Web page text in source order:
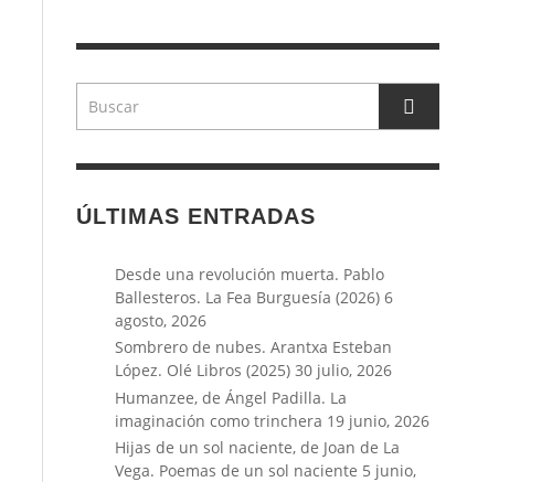
ÚLTIMAS ENTRADAS
Desde una revolución muerta. Pablo
Ballesteros. La Fea Burguesía (2026) 6
agosto, 2026
Sombrero de nubes. Arantxa Esteban
López. Olé Libros (2025) 30 julio, 2026
Humanzee, de Ángel Padilla. La
imaginación como trinchera 19 junio, 2026
Hijas de un sol naciente, de Joan de La
Vega. Poemas de un sol naciente 5 junio,